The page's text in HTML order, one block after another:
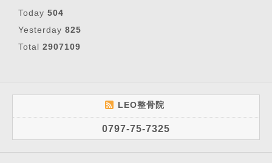
Today 504
Yesterday 825
Total 2907109
LEO整骨院
0797-75-7325